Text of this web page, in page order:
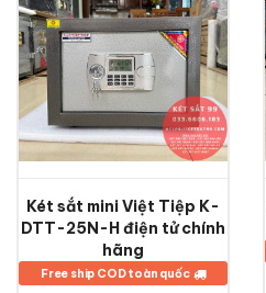
Két sắt mini Việt Tiệp K-
DTT-25N-H điện tử chính
hãng
Free ship COD toàn quốc